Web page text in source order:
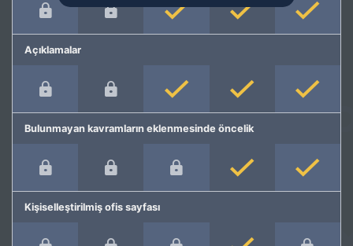
Açıklamalar
Bulunmayan kavramların eklenmesinde öncelik
Kişiselleştirilmiş ofis sayfası